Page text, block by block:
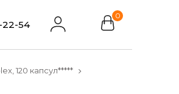
22-54
0
120 капсул*****